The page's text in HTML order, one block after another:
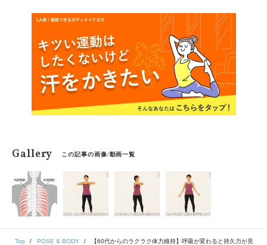
す。
Gallery この記事の画像/動画一覧
Top POSE & BODY
【60代からのラクラク体力維持】呼吸が変わると持久力が見